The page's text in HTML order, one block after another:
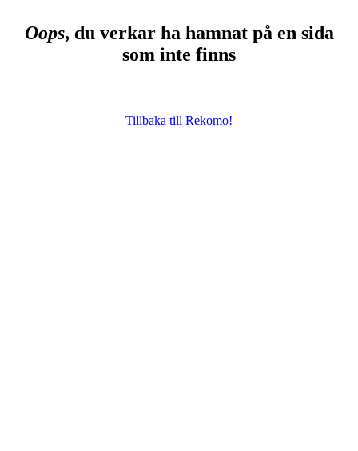
Oops, du verkar ha hamnat på en sida
som inte finns
Tillbaka till Rekomo!